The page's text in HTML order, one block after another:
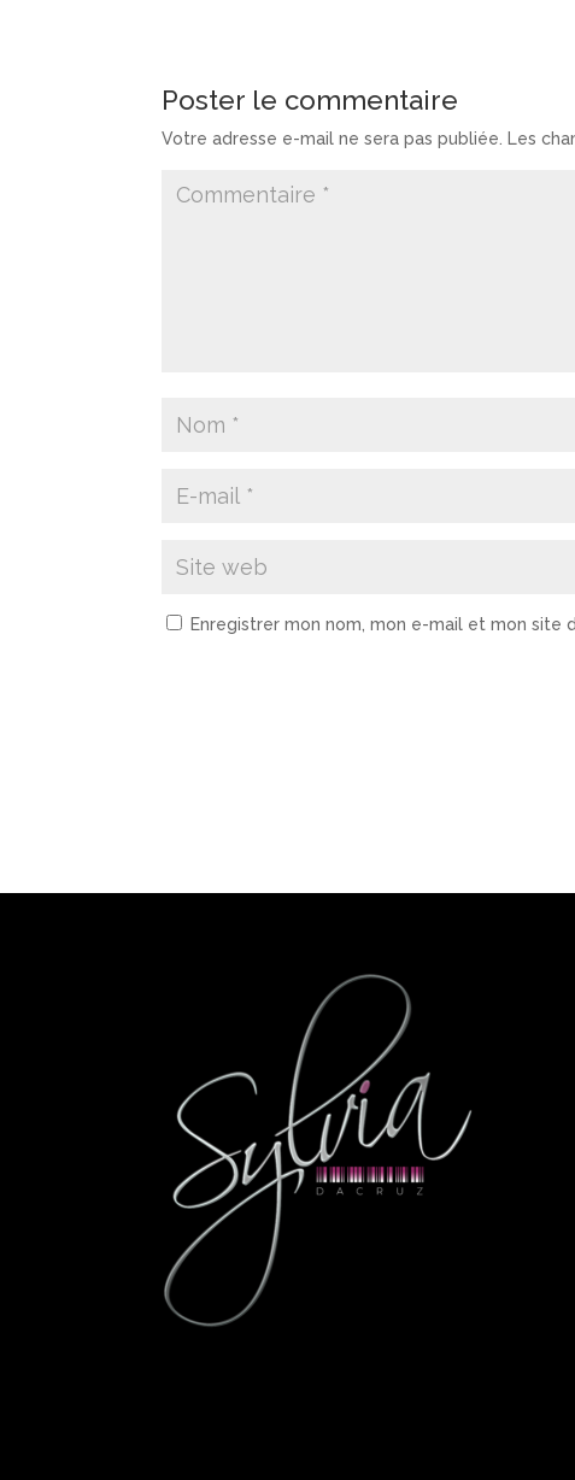
Poster le commentaire
Votre adresse e-mail ne sera pas publiée. Les
Enregistrer mon nom, mon e-mail et mon site